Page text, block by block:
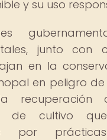
y su uso
junto con
en la
en peligro de
recuperación
de cultivo
por